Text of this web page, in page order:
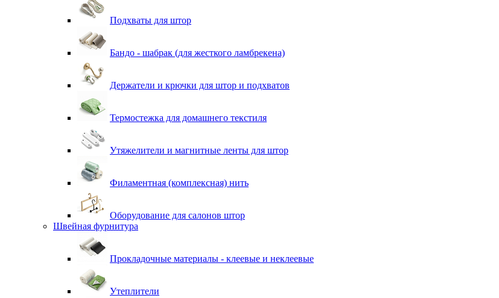
Подхваты для штор
Бандо - шабрак (для жесткого ламбрекена)
Держатели и крючки для штор и подхватов
Термостежка для домашнего текстиля
Утяжелители и магнитные ленты для штор
Филаментная (комплексная) нить
Оборудование для салонов штор
Швейная фурнитура
Прокладочные материалы - клеевые и неклеевые
Утеплители